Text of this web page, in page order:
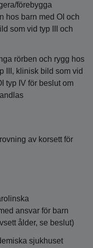
förebygga
hos barn med OI och
som vid typ III och
rörben och rygg hos
III, klinisk bild som vid
typ IV för beslut om
av korsett för
ansvar för barn
ålder, se beslut)
sjukhuset